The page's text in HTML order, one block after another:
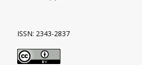
ISSN: 2343-2837